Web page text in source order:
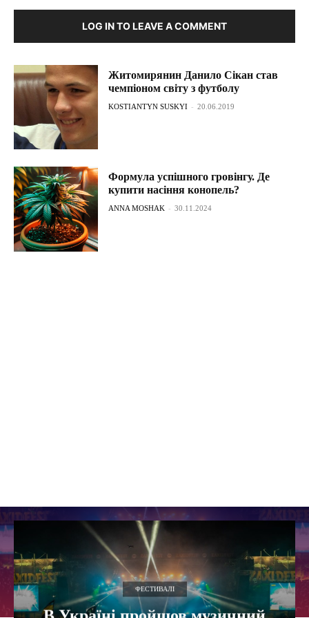
LOG IN TO LEAVE A COMMENT
Житомирянин Данило Сікан став
чемпіоном світу з футболу
KOSTIANTYN SUSKYI - 20.06.2019
Формула успішного гровінгу. Де
купити насіння конопель?
ANNA MOSHAK - 30.11.2024